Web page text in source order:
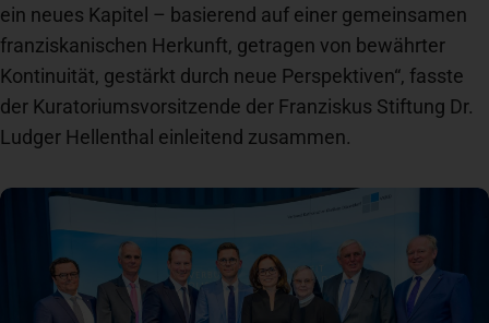
Veranstaltungen
ein neues Kapitel – basierend auf einer gemeinsamen
franziskanischen Herkunft, getragen von bewährter
Kontinuität, gestärkt durch neue Perspektiven“, fasste
der Kuratoriumsvorsitzende der Franziskus Stiftung Dr.
Ludger Hellenthal einleitend zusammen.